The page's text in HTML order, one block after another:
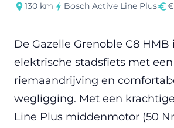
130 km Bosch Active Line Plus
De Gazelle Grenoble C8 HMB
elektrische stadsfiets met een
riemaandrijving en
wegligging. Met een
Line Plus middenmotor (50